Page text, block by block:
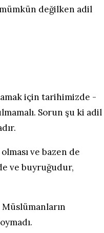
değilken adil
için tarihimizde -
Sorun şu ki adil
ve bazen de
ve buyruğudur,